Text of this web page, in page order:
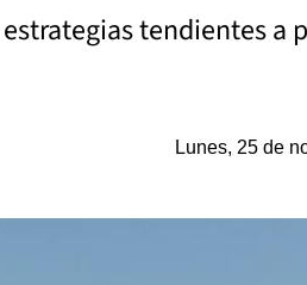
tendientes a
Lunes, 25 de